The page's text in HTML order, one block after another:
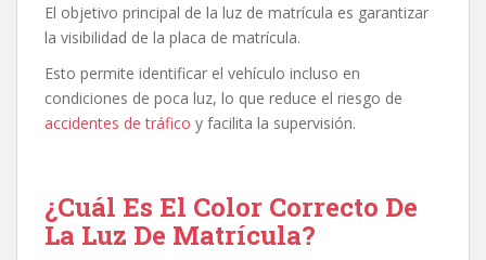
El objetivo principal de la luz de matrícula es garantizar
la visibilidad de la placa de matrícula.
Esto permite identificar el vehículo incluso en
condiciones de poca luz, lo que reduce el riesgo de
accidentes de tráfico y facilita la supervisión.
¿Cuál Es El Color Correcto De
La Luz De Matrícula?